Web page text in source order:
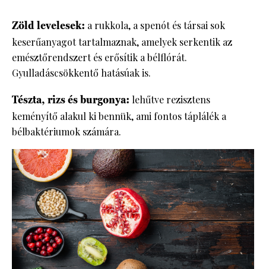
Zöld levelesek: a rukkola, a spenót és társai sok
keserűanyagot tartalmaznak, amelyek serkentik az
emésztőrendszert és erősítik a bélflórát.
Gyulladáscsökkentő hatásúak is.
Tészta, rizs és burgonya: lehűtve rezisztens
keményítő alakul ki bennük, ami fontos táplálék a
bélbaktériumok számára.